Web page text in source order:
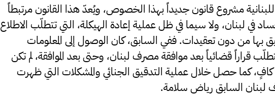
مشروع قانون جديداً بهذا الخصوص، ويُعدّ هذا القانون مرتبطاً
في لبنان، ولا سيما في ظل عملية إعادة الهيكلة، التي تتطلّب الاطلاع
بها من دون تعقيدات. ففي السابق، كان الوصول إلى المعلومات
قراراً قضائياً بعد موافقة مصرف لبنان، وحتى بعد الموافقة، لم تكن
كما حصل خلال عملية التدقيق الجنائي والمشكلات التي ظهرت
لبنان السابق رياض سلامة.